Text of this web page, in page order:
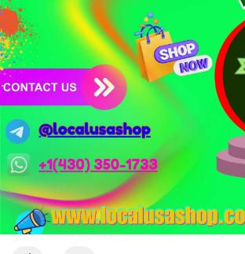
Nhà đầu tư nên thận trọng với đòn bẩy cao
BTC chỉ ở mức 0.0035%. Vùng Fear hiện tại
tích lũy dài hạn nhưng cần chờ xác nhận
Xem chi tiết các bài viết đầy đủ tại dòng
#whalealertbtc #clarityact #lightningexploit
#xrpledger